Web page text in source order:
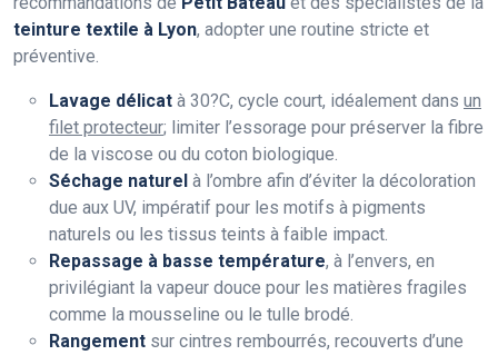
teinture textile à Lyon, adopter une routine stricte et
préventive.
Lavage délicat à 30?C, cycle court, idéalement dans un
filet protecteur; limiter l’essorage pour préserver la fibre
de la viscose ou du coton biologique.
Séchage naturel à l’ombre afin d’éviter la décoloration
due aux UV, impératif pour les motifs à pigments
naturels ou les tissus teints à faible impact.
Repassage à basse température, à l’envers, en
privilégiant la vapeur douce pour les matières fragiles
comme la mousseline ou le tulle brodé.
Rangement sur cintres rembourrés, recouverts d’une